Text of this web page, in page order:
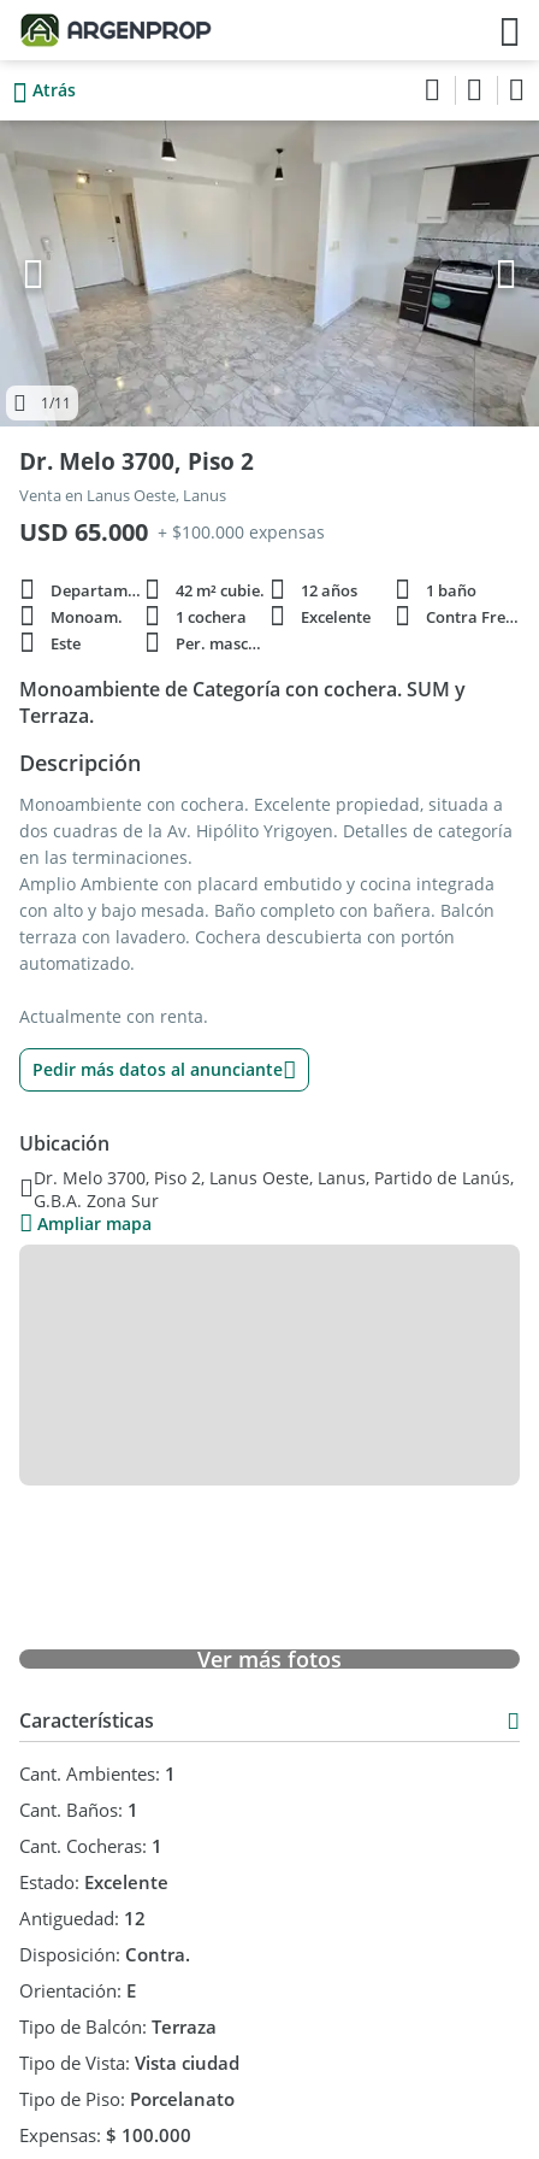
Atrás
1/11
Dr. Melo 3700, Piso 2
Venta en Lanus Oeste, Lanus
USD 65.000 + $100.000 expensas
Departamento 42 m² cubie. 12 años
1 baño
Monoam.
1 cochera Excelente
Contra Frente
Este
Per. mascota
Monoambiente de Categoría con cochera. SUM y
Terraza.
Descripción
Monoambiente con cochera. Excelente propiedad, situada a
dos cuadras de la Av. Hipólito Yrigoyen. Detalles de categoría
en las terminaciones.
Amplio Ambiente con placard embutido y cocina integrada
con alto y bajo mesada. Baño completo con bañera. Balcón
terraza con lavadero. Cochera descubierta con portón
automatizado.
Actualmente con renta.
Pedir más datos al anunciante
Ubicación
Dr. Melo 3700, Piso 2, Lanus Oeste, Lanus, Partido de Lanús,
G.B.A. Zona Sur
Ampliar mapa
Ver más fotos
Características
Cant. Ambientes: 1
Cant. Baños: 1
Cant. Cocheras: 1
Estado: Excelente
Antiguedad: 12
Disposición: Contra.
Orientación: E
Tipo de Balcón: Terraza
Tipo de Vista: Vista ciudad
Tipo de Piso: Porcelanato
Expensas: $ 100.000